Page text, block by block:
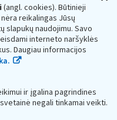
(angl. cookies). Būtinieji
reikalingas Jūsų
slapukų naudojimu. Savo
interneto naršyklės
Daugiau informacijos
ir įgalina pagrindines
negali tinkamai veikti.
— 188659752,
Lietuva, el.paštas:
188659752
prie Lietuvos
ir saugomi Juridinių